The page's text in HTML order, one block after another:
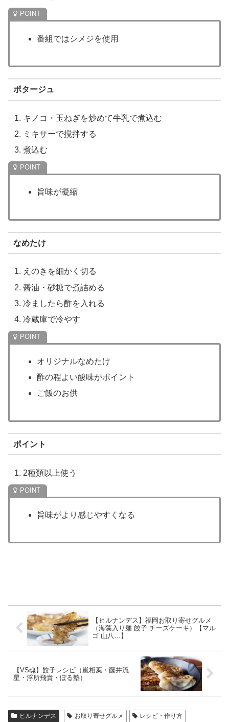
番組ではシメジを使用
ポタージュ
キノコ・玉ねぎを炒めて牛乳で煮込む
ミキサーで撹拌する
煮込む
旨味が凝縮
なめたけ
えのきを細かく切る
醤油・砂糖で煮詰める
冷ましたら酢を入れる
冷蔵庫で冷やす
オリジナルなめたけ
酢の程よい酸味がポイント
ご飯のお供
ポイント
2種類以上使う
旨味がより感じやすくなる
【ヒルナンデス】福岡お取り寄せグルメ
（海藻入り麺 餃子 チーズケーキ）【マル
ゴ 山八…】
【VS魂】餃子レシピ（嵐相葉・藤井流
星・浮所飛貴・ぼる塾）
ヒルナンデス お取り寄せグルメ レシピ・作り方